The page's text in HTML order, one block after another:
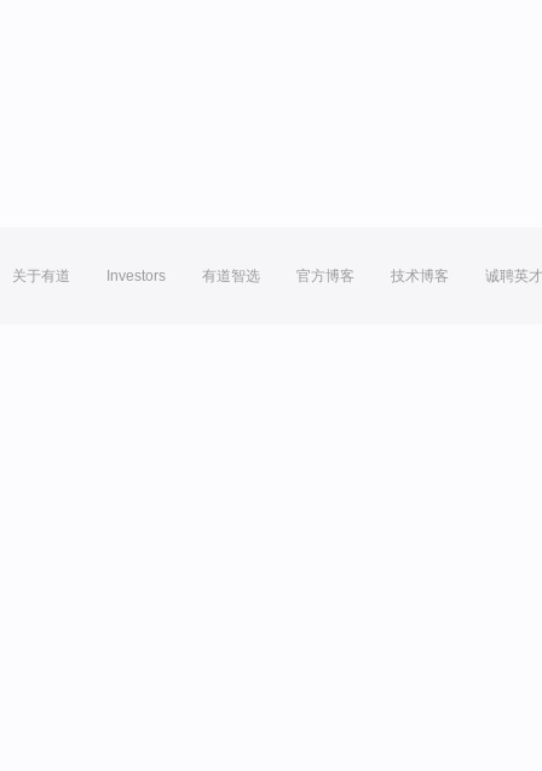
关于有道 Investors 有道智选 官方博客 技术博客 诚聘英才